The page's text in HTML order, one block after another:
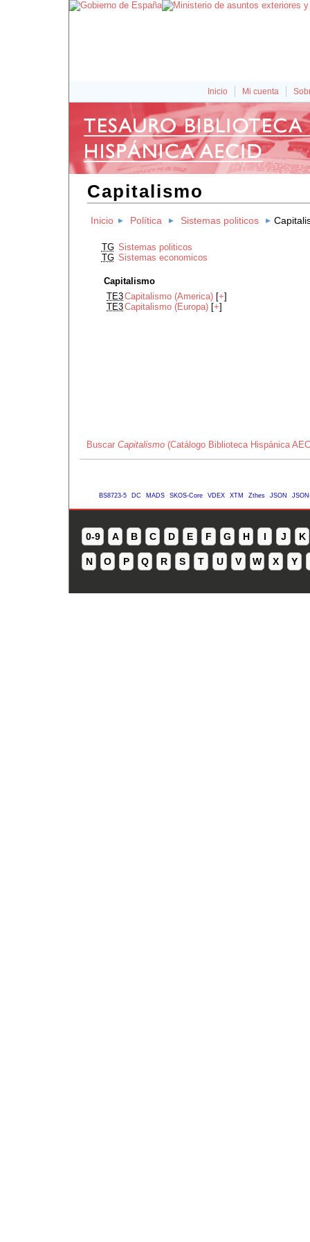
Inicio Mi cuenta
Capitalismo
Inicio Política Sistemas politicos
TG Sistemas politicos
TG Sistemas economicos
Capitalismo
TE3Capitalismo (America) [+]
TE3Capitalismo (Europa) [+]
Buscar Capitalismo (Catálogo Biblioteca Hispánica
BS8723-5 DC MADS SKOS-Core VDEX XTM Zthes JSON
0-9 A B C D E F G H I J K
N O P Q R S T U V W X Y